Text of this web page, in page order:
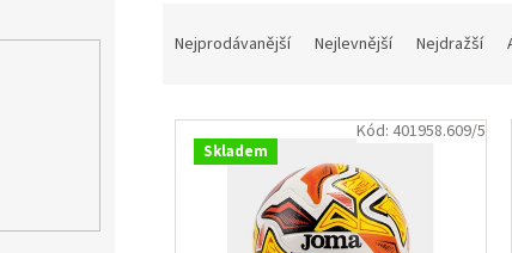
n
Nejprodávanější Nejlevnější Nejdražší
V
Skladem
Kód: 401958.609/5